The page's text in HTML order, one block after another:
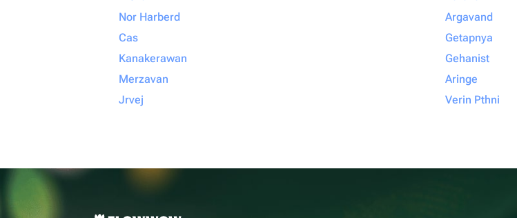
Nor Harberd
Cas
Kanakerawan
Merzavan
Jrvej
Argavand
Getapnya
Gehanist
Aringe
Verin Pthni